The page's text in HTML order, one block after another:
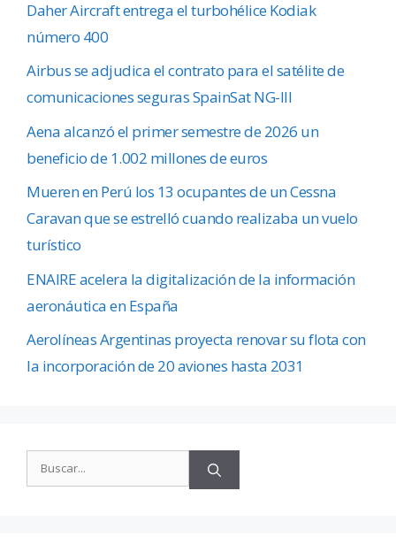
Daher Aircraft entrega el turbohélice Kodiak
número 400
Airbus se adjudica el contrato para el satélite de
comunicaciones seguras SpainSat NG-III
Aena alcanzó el primer semestre de 2026 un
beneficio de 1.002 millones de euros
Mueren en Perú los 13 ocupantes de un Cessna
Caravan que se estrelló cuando realizaba un vuelo
turístico
ENAIRE acelera la digitalización de la información
aeronáutica en España
Aerolíneas Argentinas proyecta renovar su flota con
la incorporación de 20 aviones hasta 2031